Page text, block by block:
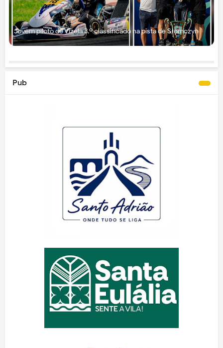
Jovem piloto de Vizela 3.º classificado na pista de Słomczyn
Pub